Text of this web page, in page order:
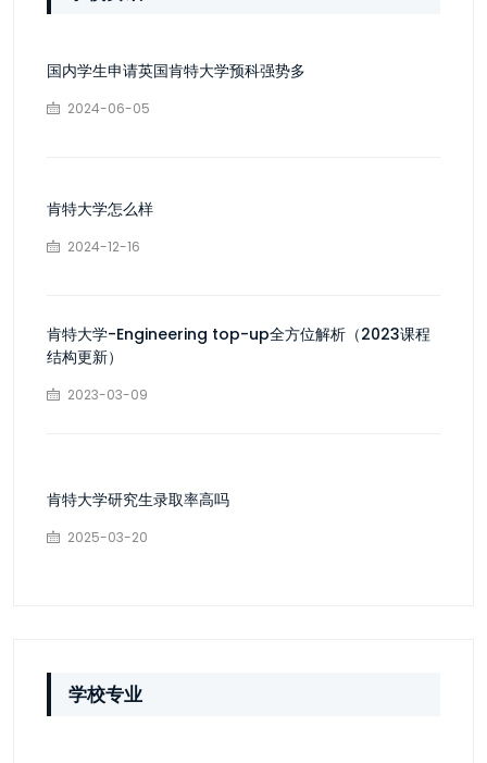
国内学生申请英国肯特大学预科强势多
2024-06-05
肯特大学怎么样
2024-12-16
肯特大学-Engineering top-up全方位解析（2023课程
结构更新）
2023-03-09
肯特大学研究生录取率高吗
2025-03-20
学校专业